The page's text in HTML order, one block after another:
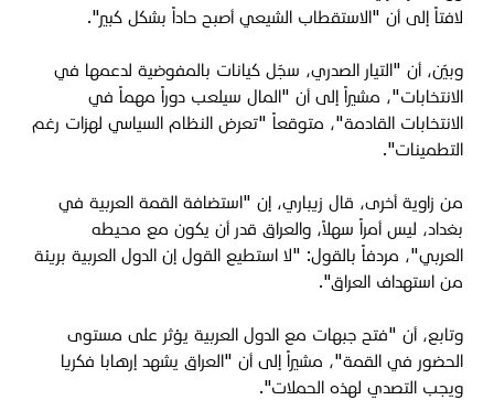
لافتاً إلى أن "الاستقطاب الشيعي أصبح حاداً بشكل كبير".
وبيّن، أن "التيار الصدري، سجّل كيانات بالمفوضية لدعمها في
الانتخابات"، مشيراً إلى أن "المال سيلعب دوراً مهماً في
الانتخابات القادمة"، متوقعاً "تعرض النظام السياسي لهزات رغم
التطمينات".
من زاوية أخرى، قال زيباري، إن "استضافة القمة العربية في
بغداد، ليس أمراً سهلاً، والعراق قدر أن يكون مع محيطه
العربي"، مردفاً بالقول: "لا استطيع القول إن الدول العربية بريئة
من استهداف العراق".
وتابع، أن "فتح جبهات مع الدول العربية يؤثر على مستوى
الحضور في القمة"، مشيراً إلى أن "العراق يشهد إرهابا فكريا
ويجب التصدي لهذه الحملات".